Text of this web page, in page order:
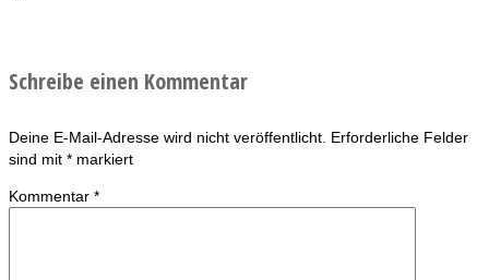
Schreibe einen Kommentar
Deine E-Mail-Adresse wird nicht veröffentlicht. Erforderliche Felder
sind mit * markiert
Kommentar *